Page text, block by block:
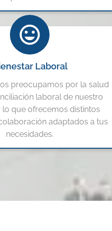
Laboral
preocupamos por la salud
laboral de nuestro
que ofrecemos distintos
adaptados a tus
necesidades.